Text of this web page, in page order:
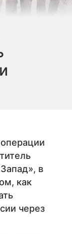
в
как
через